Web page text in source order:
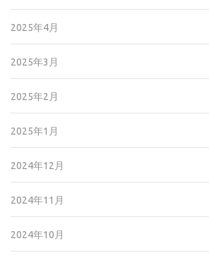
2025年4月
2025年3月
2025年2月
2025年1月
2024年12月
2024年11月
2024年10月